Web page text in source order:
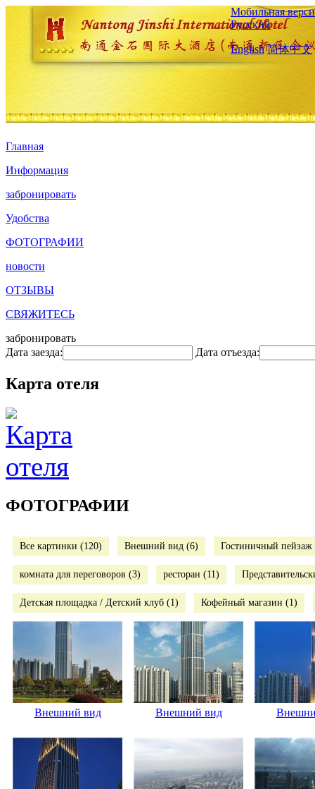
Мобильная
Русский
English 简体中文
Главная
Информация
забронировать
Удобства
ФОТОГРАФИИ
новости
ОТЗЫВЫ
СВЯЖИТЕСЬ
забронировать
Дата заезда:
Дата отъезда:
Карта отеля
ФОТОГРАФИИ
Все картинки (120) Внешний вид (6) Гостиничный пейзаж
комната для переговоров (3) ресторан (11)
Детская площадка / Детский клуб (1) Кофейный магазин (1)
Внешний вид Внешний вид